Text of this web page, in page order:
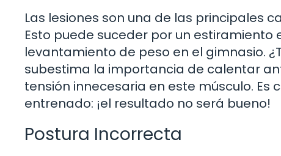
Las lesiones son una de las principales
Esto puede suceder por un estiramiento
levantamiento de peso en el gimnasio.
subestima la importancia de calentar
tensión innecesaria en este músculo.
entrenado: ¡el resultado no será bueno!
Postura Incorrecta